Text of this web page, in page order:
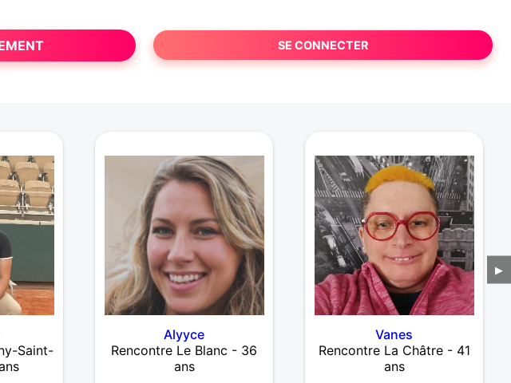
SE CONNECTER
Saint-
Alyyce
Rencontre Le Blanc - 36
ans
Vanes
Rencontre La Châtre - 41
ans
▶